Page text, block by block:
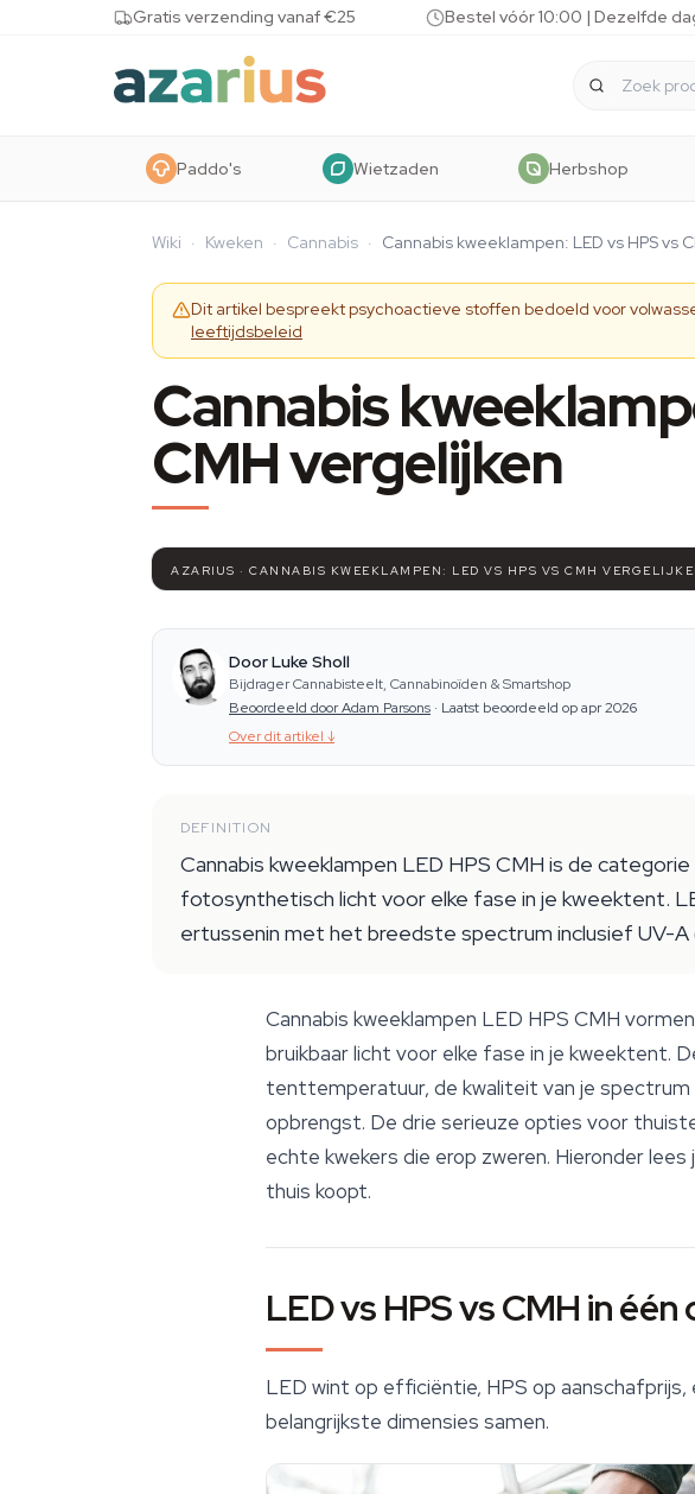
Skip to content Gratis verzending vanaf €25 Bestel vóór 10:00 | Dezelfde
Paddo's Wietzaden Herbshop
Wiki · Kweken · Cannabis · Cannabis kweeklampen: LED vs HPS vs
Dit artikel bespreekt psychoactieve stoffen bedoeld voor
leeftijdsbeleid
Cannabis
CMH vergelijken
AZARIUS · CANNABIS KWEEKLAMPEN: LED VS HPS VS CMH
Door Luke Sholl
Bijdrager Cannabisteelt, Cannabinoïden & Smartshop
Beoordeeld door Adam Parsons · Laatst beoordeeld op apr 2026
Over dit artikel ↓
DEFINITION
Cannabis kweeklampen LED HPS CMH is de
fotosynthetisch licht voor elke fase in je kweektent.
ertussenin met het breedste spectrum inclusief UV-A
Cannabis kweeklampen LED HPS CMH
bruikbaar licht voor elke fase in je kweektent.
tenttemperatuur, de kwaliteit van je spectrum
opbrengst. De drie serieuze opties voor
echte kwekers die erop zweren. Hieronder
thuis koopt.
LED vs HPS vs CMH in
LED wint op efficiëntie, HPS op
belangrijkste dimensies samen.